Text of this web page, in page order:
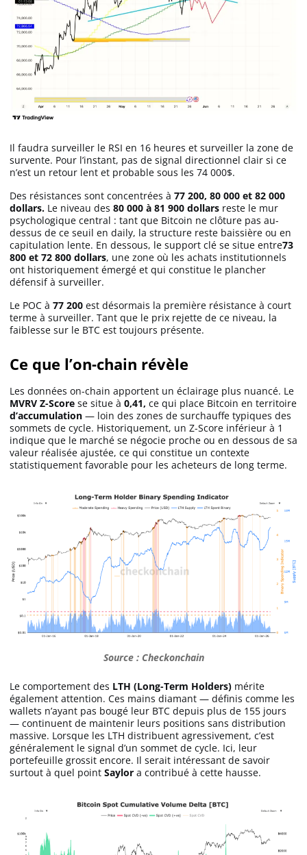
Il faudra surveiller le RSI en 16 heures et surveiller la zone de
survente. Pour l’instant, pas de signal directionnel clair si ce
n’est un retour lent et probable sous les 74 000$.
Des résistances sont concentrées à 77 200, 80 000 et 82 000
dollars. Le niveau des 80 000 à 81 900 dollars reste le mur
psychologique central : tant que Bitcoin ne clôture pas au-
dessus de ce seuil en daily, la structure reste baissière ou en
capitulation lente. En dessous, le support clé se situe entre73
800 et 72 800 dollars, une zone où les achats institutionnels
ont historiquement émergé et qui constitue le plancher
défensif à surveiller.
Le POC à 77 200 est désormais la première résistance à court
terme à surveiller. Tant que le prix rejette de ce niveau, la
faiblesse sur le BTC est toujours présente.
Ce que l’on-chain révèle
Les données on-chain apportent un éclairage plus nuancé. Le
MVRV Z-Score se situe à 0,41, ce qui place Bitcoin en territoire
d’accumulation — loin des zones de surchauffe typiques des
sommets de cycle. Historiquement, un Z-Score inférieur à 1
indique que le marché se négocie proche ou en dessous de sa
valeur réalisée ajustée, ce qui constitue un contexte
statistiquement favorable pour les acheteurs de long terme.
Source : Checkonchain
Le comportement des LTH (Long-Term Holders) mérite
également attention. Ces mains diamant — définis comme les
wallets n’ayant pas bougé leur BTC depuis plus de 155 jours
— continuent de maintenir leurs positions sans distribution
massive. Lorsque les LTH distribuent agressivement, c’est
généralement le signal d’un sommet de cycle. Ici, leur
portefeuille grossit encore. Il serait intéressant de savoir
surtout à quel point Saylor a contribué à cette hausse.